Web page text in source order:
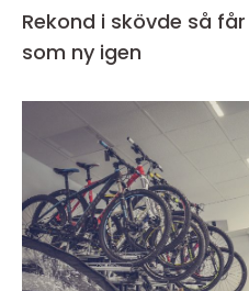
Rekond i skövde så får du bilen att kännas
som ny igen